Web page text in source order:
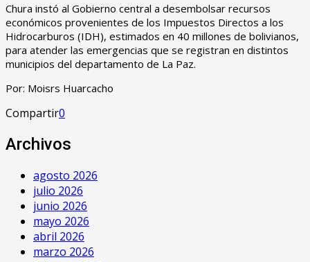
Chura instó al Gobierno central a desembolsar recursos
económicos provenientes de los Impuestos Directos a los
Hidrocarburos (IDH), estimados en 40 millones de bolivianos,
para atender las emergencias que se registran en distintos
municipios del departamento de La Paz.
Por: Moisrs Huarcacho
Compartir0
Archivos
agosto 2026
julio 2026
junio 2026
mayo 2026
abril 2026
marzo 2026